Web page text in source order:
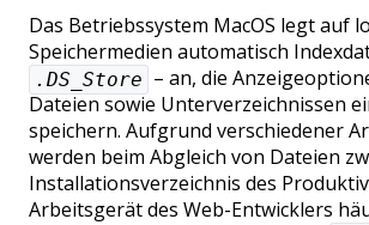
Das Betriebssystem MacOS legt auf
Speichermedien automatisch
.DS_Store – an, die
Dateien sowie Unterverzeichnissen
speichern. Aufgrund verschiedener
werden beim Abgleich von Dateien
Installationsverzeichnis des
Arbeitsgerät des Web-Entwicklers